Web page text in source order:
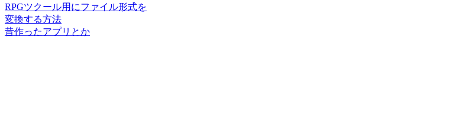
RPGツクール用にファイル形式を
変換する方法
昔作ったアプリとか